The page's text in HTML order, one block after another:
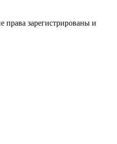
права зарегистрированы и